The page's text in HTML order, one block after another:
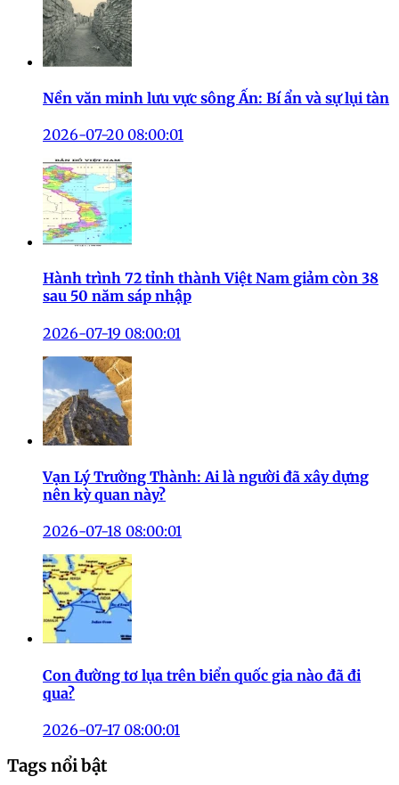
Nền văn minh lưu vực sông Ấn: Bí ẩn và sự lụi tàn
2026-07-20 08:00:01
Hành trình 72 tỉnh thành Việt Nam giảm còn 38
sau 50 năm sáp nhập
2026-07-19 08:00:01
Vạn Lý Trường Thành: Ai là người đã xây dựng
nên kỳ quan này?
2026-07-18 08:00:01
Con đường tơ lụa trên biển quốc gia nào đã đi
qua?
2026-07-17 08:00:01
Tags nổi bật